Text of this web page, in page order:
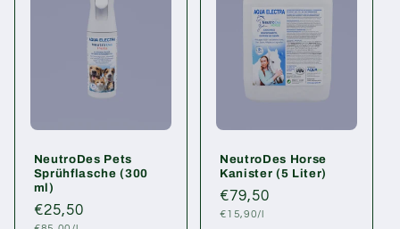
e
NeutroDes Pets
Sprühflasche (300
ml)
Normaler
€25,50
NeutroDes Horse
Kanister (5 Liter)
Normaler
Preis
€79,50
Grundpreis
€15,90/l